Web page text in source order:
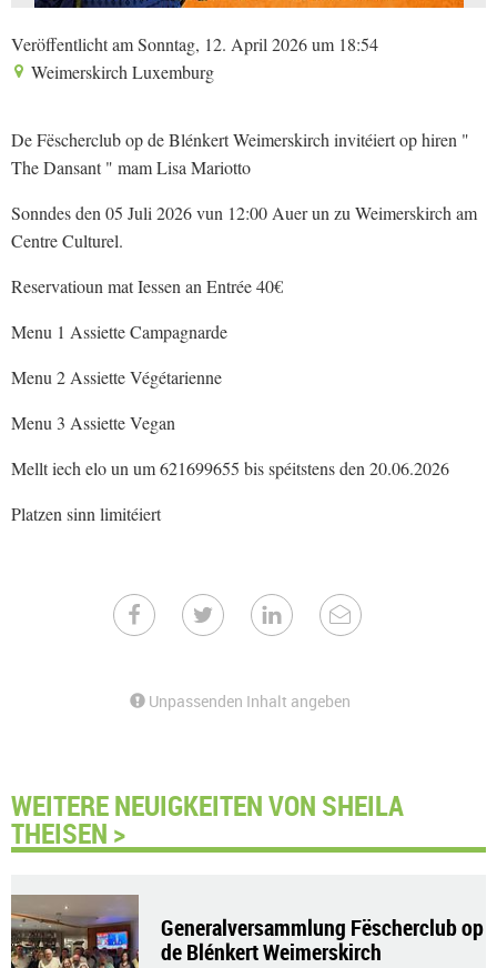
Veröffentlicht am Sonntag, 12. April 2026 um 18:54
Weimerskirch Luxemburg
De Fëscherclub op de Blénkert Weimerskirch invitéiert op hiren "
The Dansant " mam Lisa Mariotto
Sonndes den 05 Juli 2026 vun 12:00 Auer un zu Weimerskirch am
Centre Culturel.
Reservatioun mat Iessen an Entrée 40€
Menu 1 Assiette Campagnarde
Menu 2 Assiette Végétarienne
Menu 3 Assiette Vegan
Mellt iech elo un um 621699655 bis spéitstens den 20.06.2026
Platzen sinn limitéiert
Unpassenden Inhalt angeben
WEITERE NEUIGKEITEN VON SHEILA
THEISEN >
Generalversammlung Fëscherclub op
de Blénkert Weimerskirch